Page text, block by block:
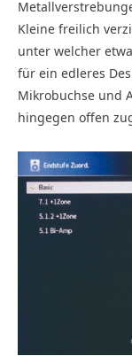
Kleine freilich
unter welcher
für ein edleres
Mikrobuchse und
hingegen offen